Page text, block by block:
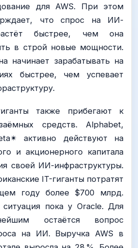
для AWS. При этом
что спрос на ИИ-
быстрее, чем она
в строй новые мощности.
начинает зарабатывать на
быстрее, чем успевает
также прибегают к
средств. Alphabet,
активно действуют на
и акционерного капитала
своей ИИ-инфраструктуры.
IT-гиганты потратят
году более $700 млрд.
пока у Oracle. Для
остаётся вопрос
на ИИ. Выручка AWS в